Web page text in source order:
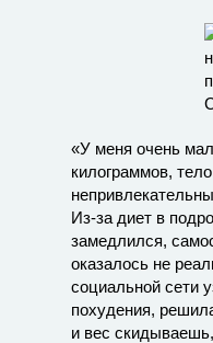
«У меня очень
килограммов,
Из-за диет в
замедлился,
оказалось не
социальной сети
похудения,
и вес